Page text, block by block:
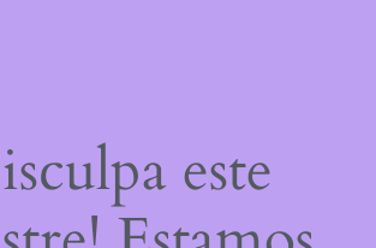
este